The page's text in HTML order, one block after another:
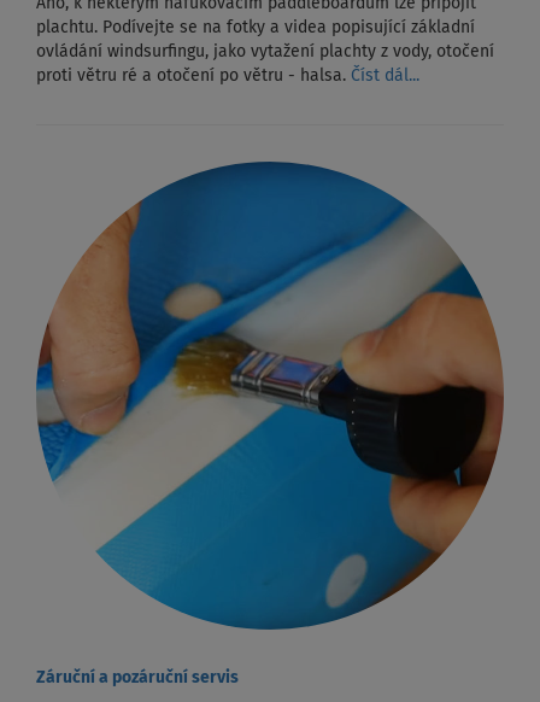
plachtu. Podívejte se na fotky a videa popisující základní
ovládání windsurfingu, jako vytažení plachty z vody, otočení
proti větru ré a otočení po větru - halsa. Číst dál...
Záruční a pozáruční servis